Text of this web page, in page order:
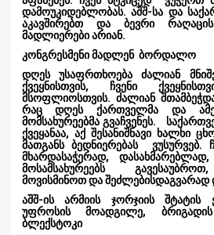
დამოუკიდებლობას. აშშ-სა და
აკავშირებთ და ბევრი
მადლიერები არიან.
კონგრესმენი მადლენ ბორდალო
დღეს უსაფრთხოება ძალიან
ქვეყნისთვის, ჩვენი
მსოფლიოსთვის. ძალიან
რაც დღეს ქართველმა და
მომსახურეებმა გვაჩვენეს.
ქვეყანაა, აქ შესანიშნავი ხალხი
მათგანს ბედნიერებას ვუსურვებ.
მხარდასაჭერად,
მოსამსახურეებს
მოვისმინოთ და შეძლებისდაგვარად
აშშ-ის არმიის ჯორჯიის შტატის
უფროსის მოადგილე,
ბლექსტოკი